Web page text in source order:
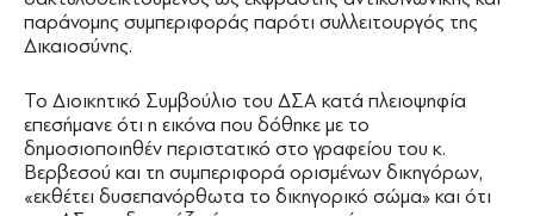
παράνομης συμπεριφοράς παρότι συλλειτουργός της
Δικαιοσύνης.
Το Διοικητικό Συμβούλιο του ΔΣΑ κατά πλειοψηφία
επεσήμανε ότι η εικόνα που δόθηκε με το
δημοσιοποιηθέν περιστατικό στο γραφείου του κ.
Βερβεσού και τη συμπεριφορά ορισμένων δικηγόρων,
«εκθέτει δυσεπανόρθωτα το δικηγορικό σώμα» και ότι